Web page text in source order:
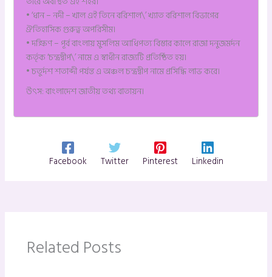
• ‘ধান – নদী – খাল এই তিনে বরিশাল\’ খ্যাত বরিশাল বিভাগের
ঐতিহাসিক গুরুত্ব অপরিসীম।
• দক্ষিণ – পূর্ব বাংলায় মুসলিম আধিপত্য বিস্তার কালে রাজা দনুজমর্দন
কর্তৃক ‘চন্দ্রদ্বীপ\’ নামে এ স্বাধীন রাজ্যটি প্রতিষ্ঠিত হয়।
• চতুর্দশ শতাব্দী পর্যন্ত এ অঞ্চল চন্দ্রদ্বীপ নামে প্রসিদ্ধি লাভ করে।
উৎস: বাংলাদেশ জাতীয় তথ্য বাতায়ন।
Facebook Twitter Pinterest Linkedin
Related Posts